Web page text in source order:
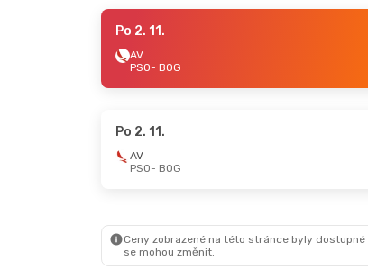
Po 2. 11.
AV
PSO- BOG
Po 2. 11.
AV
PSO- BOG
Ceny zobrazené na této stránce byly
se mohou změnit.